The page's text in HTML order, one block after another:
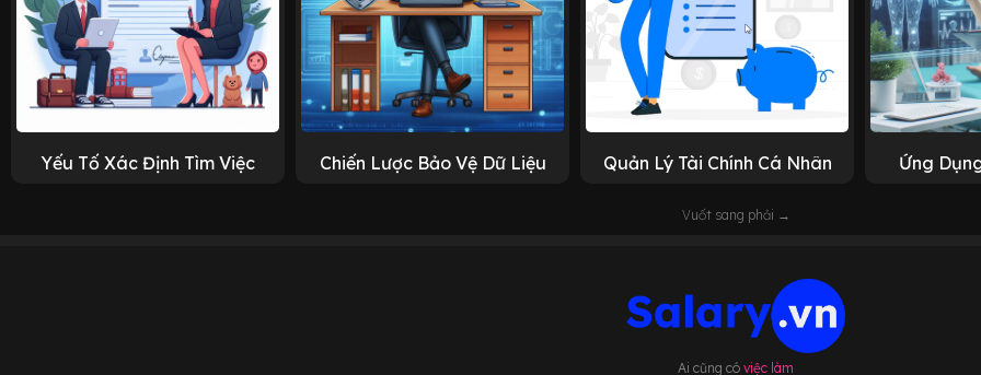
Yếu Tố Xác Định Tìm Việc Chiến Lược Bảo Vệ Dữ Liệu Quản Lý Tài Chính Cá Nhân Ứng
Vuốt sang phải →
Ai cũng cóviệc làm